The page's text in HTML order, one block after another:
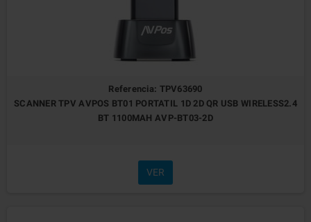
Referencia: TPV63690
SCANNER TPV AVPOS BT01 PORTATIL 1D 2D QR USB WIRELESS2.4
BT 1100MAH AVP-BT03-2D
VER